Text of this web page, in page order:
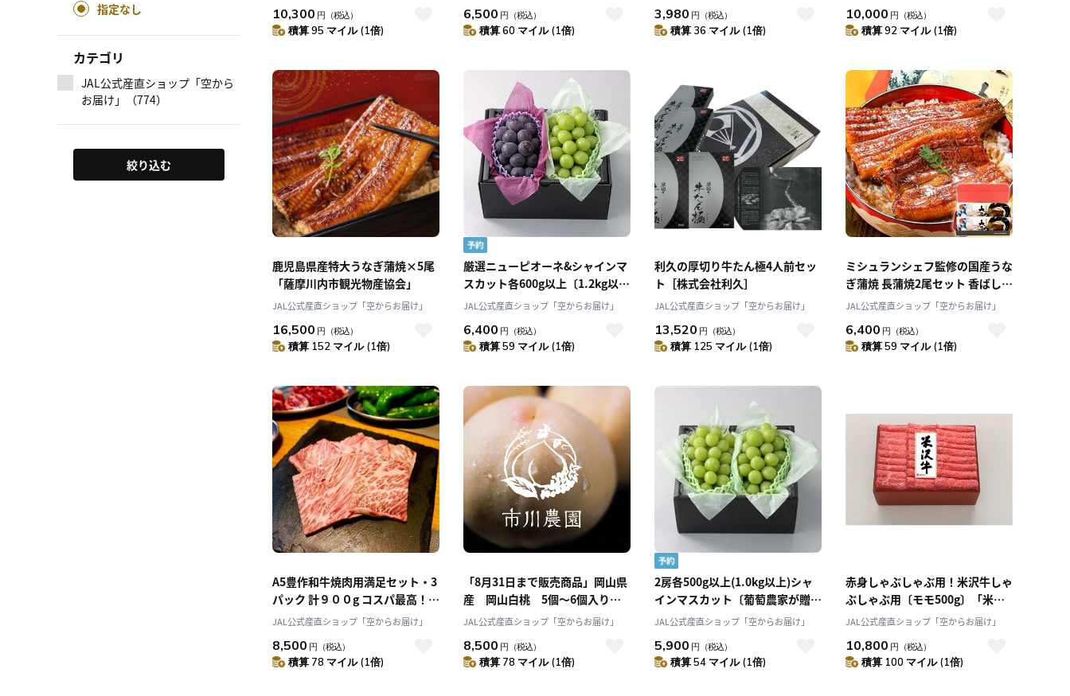
指定なし
カテゴリ
JAL公式産直ショップ「空から
お届け」（774）
絞り込む
10,300 円 （税込）
積算 95 マイル (1倍)
6,500 円 （税込）
積算 60 マイル (1倍)
3,980 円 （税込）
積算 36 マイル (1倍)
ル
10,000 円 （税込）
積算 92 マイル (1倍)
鹿児島県産特大うなぎ蒲焼×5尾
「薩摩川内市観光物産協会」
JAL公式産直ショップ「空からお届け」
16,500 円 （税込）
積算 152 マイル (1倍)
厳選ニューピオーネ&シャインマ
スカット各600g以上〔1.2kg以
上〕こだわり満載〔葡萄農家が贈
上旬発送〕
JAL公式産直ショップ「空からお届け」
6,400 円 （税込）
積算 59 マイル (1倍)
利久の厚切り牛たん極4人前セッ
ト［株式会社利久］
JAL公式産直ショップ「空からお届け」
13,520 円 （税込）
積算 125 マイル (1倍)
ミシュランシェフ監修の国産うな
ぎ蒲焼 長蒲焼2尾セット 香ばし
く、ふっくら「大五うなぎ工房」
JAL公式産直ショップ「空からお届け」
6,400 円 （税込）
積算 59 マイル (1倍)
A5豊作和牛焼肉用満足セット・3
パック 計９００g コスパ最高！
「豊作ファーム」 産直お取り寄
JAL公式産直ショップ「空からお届け」
8,500 円 （税込）
積算 78 マイル (1倍)
「8月31日まで販売商品」岡山県
産 岡山白桃 5個～6個入り
1.5ｋｇ白鳳、白麗等旬の品種を
JAL公式産直ショップ「空からお届け」
8,500 円 （税込）
積算 78 マイル (1倍)
2房各500g以上(1.0kg以上)シャ
インマスカット〔葡萄農家が贈
る〕こだわり満載の厳選シャイン
「Nini farm」
JAL公式産直ショップ「空からお届け」
5,900 円 （税込）
積算 54 マイル (1倍)
赤身しゃぶしゃぶ用！米沢牛しゃ
ぶしゃぶ用〔モモ500g〕「米沢
牛黄木」創業100年の米沢牛の老
産地直送 2025 肉 牛肉 和牛 送
料無料
JAL公式産直ショップ「空からお届け」
10,800 円 （税込）
積算 100 マイル (1倍)